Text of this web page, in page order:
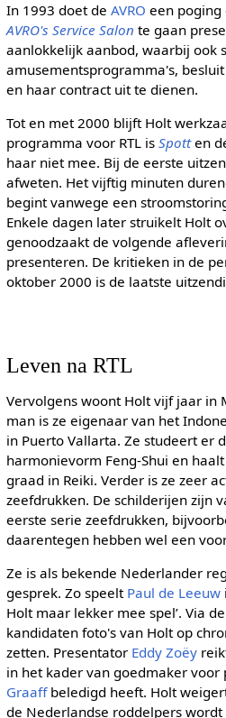
In 1993 doet de AVRO een poging
AVRO's Service Salon te gaan
aanlokkelijk aanbod, waarbij ook
amusementsprogramma's,
en haar contract uit te dienen.
Tot en met 2000 blijft Holt
programma voor RTL is Spotten
haar niet mee. Bij de eerste
afweten. Het vijftig minuten
begint vanwege een
Enkele dagen later struikelt Holt
genoodzaakt de volgende
presenteren. De kritieken in de
oktober 2000 is de laatste
Leven na RTL
Vervolgens woont Holt vijf jaar in
man is ze eigenaar van het
in Puerto Vallarta. Ze studeert er
harmonievorm Feng-Shui en
graad in Reiki. Verder is ze zeer
zeefdrukken. De schilderijen zijn
eerste serie zeefdrukken,
daarentegen hebben wel een
Ze is als bekende Nederlander
gesprek. Zo speelt Paul de Leeuw
Holt maar lekker mee spel’. Via
kandidaten foto's van Holt op
zetten. Presentator Eddy Zoëy
in het kader van goedmaker voor
Graaffbeledigd heeft. Holt
de Nederlandse roddelpers